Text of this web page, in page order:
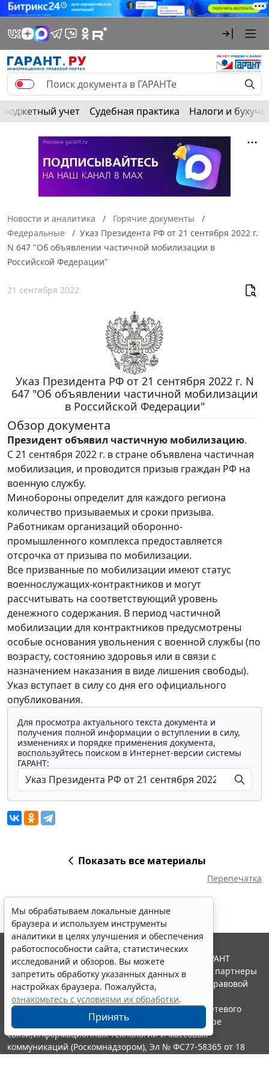
Бюджетный учет Судебная практика Налоги и
Новости и аналитика
Горячие документы
Федеральные
Указ Президента РФ от 21 сентября 2022 г.
N 647 "Об объявлении частичной мобилизации в
Российской Федерации"
21 сентября 2022
Указ Президента РФ от 21 сентября 2022 г. N
647 "Об объявлении частичной мобилизации
в Российской Федерации"
Обзор документа
Президент объявил частичную мобилизацию.
С 21 сентября 2022 г. в стране объявлена частичная
мобилизация, и проводится призыв граждан РФ на
военную службу.
Минобороны определит для каждого региона
количество призываемых и сроки призыва.
Работникам организаций оборонно-
промышленного комплекса предоставляется
отсрочка от призыва по мобилизации.
Все призванные по мобилизации имеют статус
военнослужащих-контрактников и могут
рассчитывать на соответствующий уровень
денежного содержания. В период частичной
мобилизации для контрактников предусмотрены
особые основания увольнения с военной службы (по
возрасту, состоянию здоровья или в связи с
назначением наказания в виде лишения свободы).
Указ вступает в силу со дня его официального
опубликования.
Для просмотра актуального текста документа и
получения полной информации о вступлении в силу,
изменениях и порядке применения документа,
воспользуйтесь поиском в Интернет-версии системы
ГАРАНТ:
Показать все материалы
Перепечатка
Мы обрабатываем локальные данные
браузера и используем инструменты
аналитики в целях улучшения и обеспечения
работоспособности сайта, статистических
исследований и обзоров. Вы можете
запретить обработку указанных данных в
настройках браузера. Пожалуйста,
ознакомьтесь с условиями их обработки.
Принять
© ООО "НПП "ГАРАНТ-СЕРВИС", 2026. Система ГАРАНТ
выпускается с 1990 года. Компания "Гарант" и ее партнеры
являются участниками Российской ассоциации правовой
информации ГАРАНТ.
Портал ГАРАНТ.РУ зарегистрирован в качестве сетевого
издания Федеральной службой по надзору в сфере
связи,информационных технологий и массовых
коммуникаций (Роскомнадзором), Эл № ФС77-58365 от 18